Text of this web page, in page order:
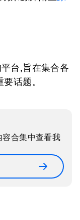
台,旨在集合各
话题。
合集中查看我